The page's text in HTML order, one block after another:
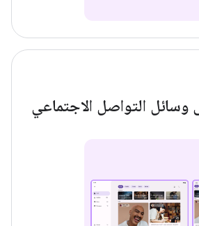
وسائل التواصل الاجتماعي